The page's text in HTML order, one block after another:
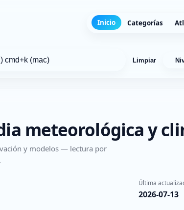
Inicio Categorías
Limpiar
meteorológica y
y modelos — lectura por
Última
2026-07-13